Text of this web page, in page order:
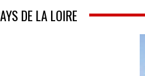
DE LA LOIRE